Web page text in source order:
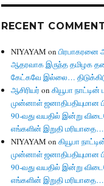
RECENT
NIYAYAM onபிரபாகரனை
ஆதரவாக இருந்த தமிழக
கேட்கவே இல்லை…
ஆசிரியர் onகியூபா
முன்னாள்
90-வது வயதில் இன்று
எங்களின் இறுதி
NIYAYAM onகியூபா
முன்னாள்
90-வது வயதில் இன்று
எங்களின் இறுதி